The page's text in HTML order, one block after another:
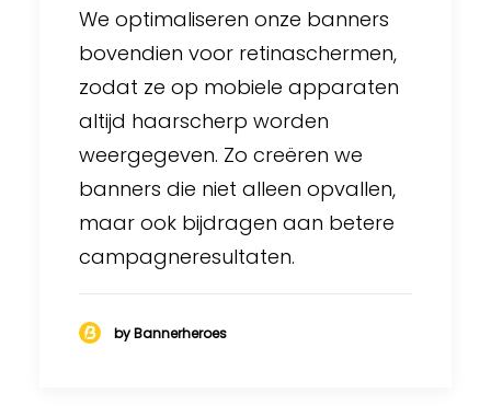
We optimaliseren onze banners
bovendien voor retinaschermen,
zodat ze op mobiele apparaten
altijd haarscherp worden
weergegeven. Zo creëren we
banners die niet alleen opvallen,
maar ook bijdragen aan betere
campagneresultaten.
by Bannerheroes